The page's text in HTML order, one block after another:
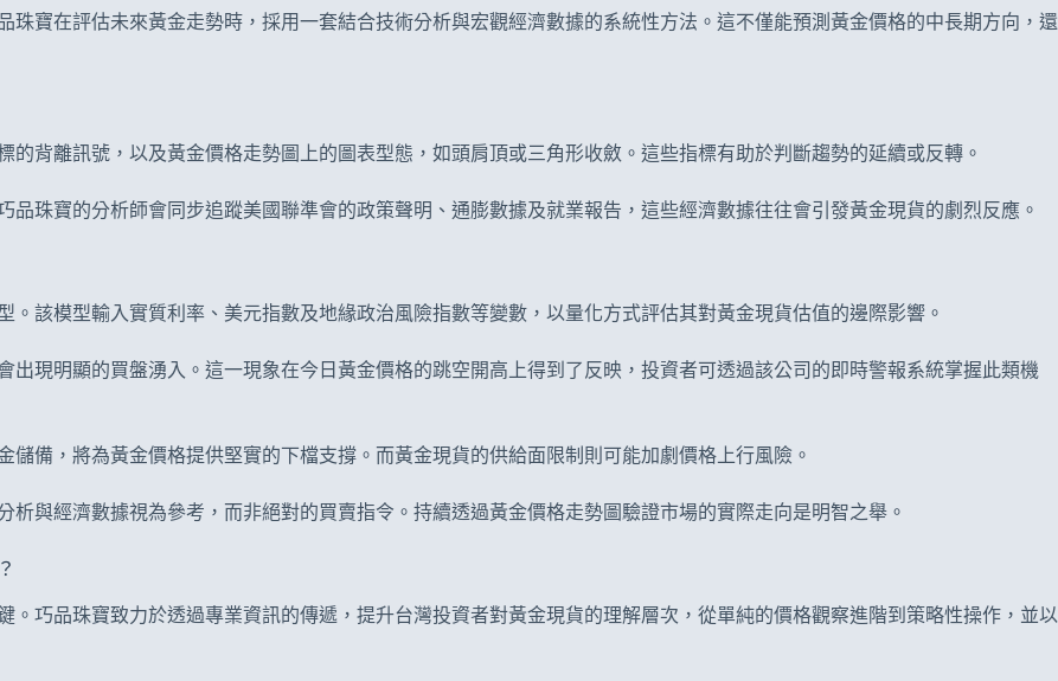
寶在評估未來黃金走勢時，採用一套結合技術分析與宏觀經濟數據的系統性方法。這不僅能預測黃金價格的中長期方向，還
背離訊號，以及黃金價格走勢圖上的圖表型態，如頭肩頂或三角形收斂。這些指標有助於判斷趨勢的延續或反轉。
珠寶的分析師會同步追蹤美國聯準會的政策聲明、通膨數據及就業報告，這些經濟數據往往會引發黃金現貨的劇烈反應。
該模型輸入實質利率、美元指數及地緣政治風險指數等變數，以量化方式評估其對黃金現貨估值的邊際影響。
現明顯的買盤湧入。這一現象在今日黃金價格的跳空開高上得到了反映，投資者可透過該公司的即時警報系統掌握此類機
備，將為黃金價格提供堅實的下檔支撐。而黃金現貨的供給面限制則可能加劇價格上行風險。
與經濟數據視為參考，而非絕對的買賣指令。持續透過黃金價格走勢圖驗證市場的實際走向是明智之舉。
巧品珠寶致力於透過專業資訊的傳遞，提升台灣投資者對黃金現貨的理解層次，從單純的價格觀察進階到策略性操作，並以